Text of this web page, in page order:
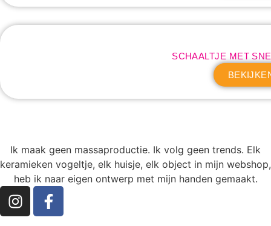
SCHAALTJE MET
Ik maak geen massaproductie. Ik volg geen trends. Elk
keramieken vogeltje, elk huisje, elk object in mijn webshop,
heb ik naar eigen ontwerp met mijn handen gemaakt.